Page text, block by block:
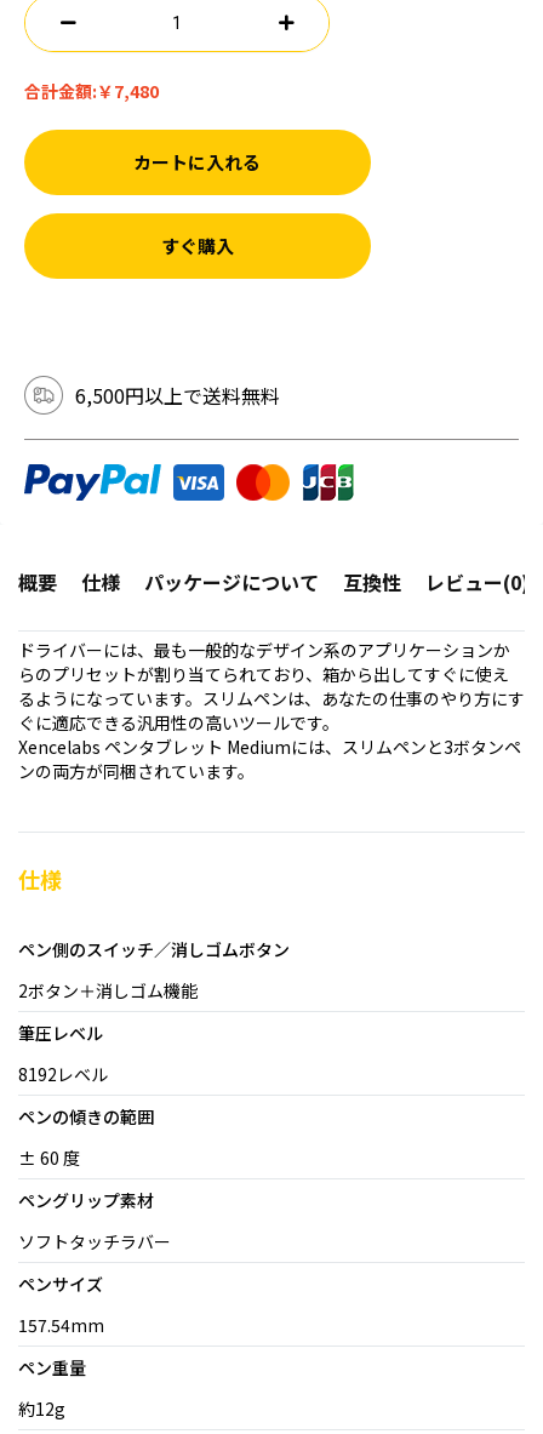
合計金額:￥7,480
カートに入れる
すぐ購入
6,500円以上で送料無料
概要 仕様 パッケージについて 互換性 レビュー(0)
ドライバーには、最も一般的なデザイン系のアプリケーションか
らのプリセットが割り当てられており、箱から出してすぐに使え
るようになっています。スリムペンは、あなたの仕事のやり方にす
ぐに適応できる汎用性の高いツールです。
Xencelabs ペンタブレット Mediumには、スリムペンと3ボタンペ
ンの両方が同梱されています。
仕様
ペン側のスイッチ／消しゴムボタン
2ボタン＋消しゴム機能
筆圧レベル
8192レベル
ペンの傾きの範囲
± 60 度
ペングリップ素材
ソフトタッチラバー
ペンサイズ
157.54mm
ペン重量
約12g